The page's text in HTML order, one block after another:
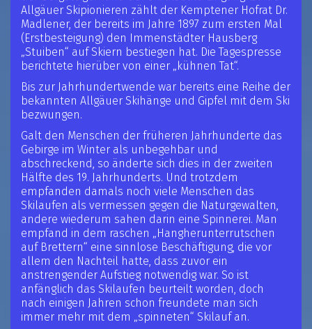
Allgäuer Skipionieren zählt der Kemptener Hofrat Dr.
Madlener, der bereits im Jahre 1897 zum ersten Mal
(Erstbesteigung) den Immenstädter Hausberg
„Stuiben“ auf Skiern bestiegen hat. Die Tagespresse
berichtete hierüber von einer „kühnen Tat“.
Bis zur Jahrhundertwende war bereits eine Reihe der
bekannten Allgäuer Skihänge und Gipfel mit dem Ski
bezwungen.
Galt den Menschen der früheren Jahrhunderte das
Gebirge im Winter als unbegehbar und
abschreckend, so änderte sich dies in der zweiten
Hälfte des 19. Jahrhunderts. Und trotzdem
empfanden damals noch viele Menschen das
Skilaufen als vermessen gegen die Naturgewalten,
andere wiederum sahen darin eine Spinnerei. Man
empfand in dem raschen „Hangherunterrutschen
auf Brettern“ eine sinnlose Beschäftigung, die vor
allem den Nachteil hatte, dass zuvor ein
anstrengender Aufstieg notwendig war. So ist
anfänglich das Skilaufen beurteilt worden, doch
nach einigen Jahren schon freundete man sich
immer mehr mit dem „spinneten“ Skilauf an.